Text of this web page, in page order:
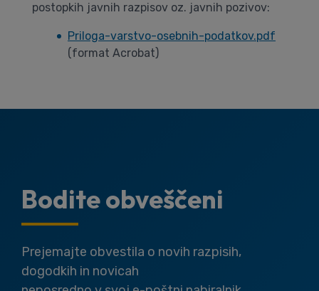
postopkih javnih razpisov oz. javnih pozivov:
Priloga-varstvo-osebnih-podatkov.pdf
(format Acrobat)
Bodite obveščeni
Prejemajte obvestila o novih razpisih,
dogodkih in novicah